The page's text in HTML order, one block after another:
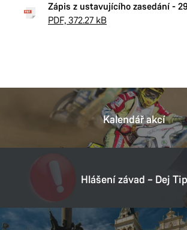
Zápis z ustavujícího zasedání -
PDF, 372.27 kB
Kalendář akcí
Hlášení závad – Dej Tip